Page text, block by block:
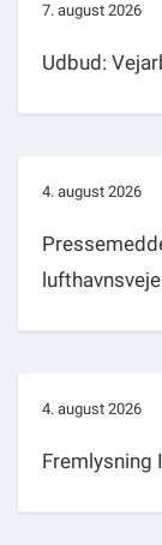
7. august 2026
Udbud:
4. august 2026
4. august 2026
Fremlysning